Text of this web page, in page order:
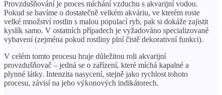
Provzdušňování je proces míchání vzduchu s akvarijní vodou.
Pokud se bavíme o dostatečně velkém akváriu, ve kterém roste
velké množství rostlin s malou populací ryb, pak si dokáže zajistit
kyslík samo. V ostatních případech je vyžadováno specializované
vybavení (zejména pokud rostliny plní čistě dekorativní funkci).
V celém tomto procesu hraje důležitou roli akvarijní
provzdušňovač – jedná se o zařízení, které míchá kapalné a
plynné látky. Intenzita nasycení, stejně jako rychlost tohoto
procesu, závisí na jeho výkonových indikátorech.